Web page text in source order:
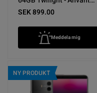
skick
SEK 899.00
Meddela mig
NY PRODUKT